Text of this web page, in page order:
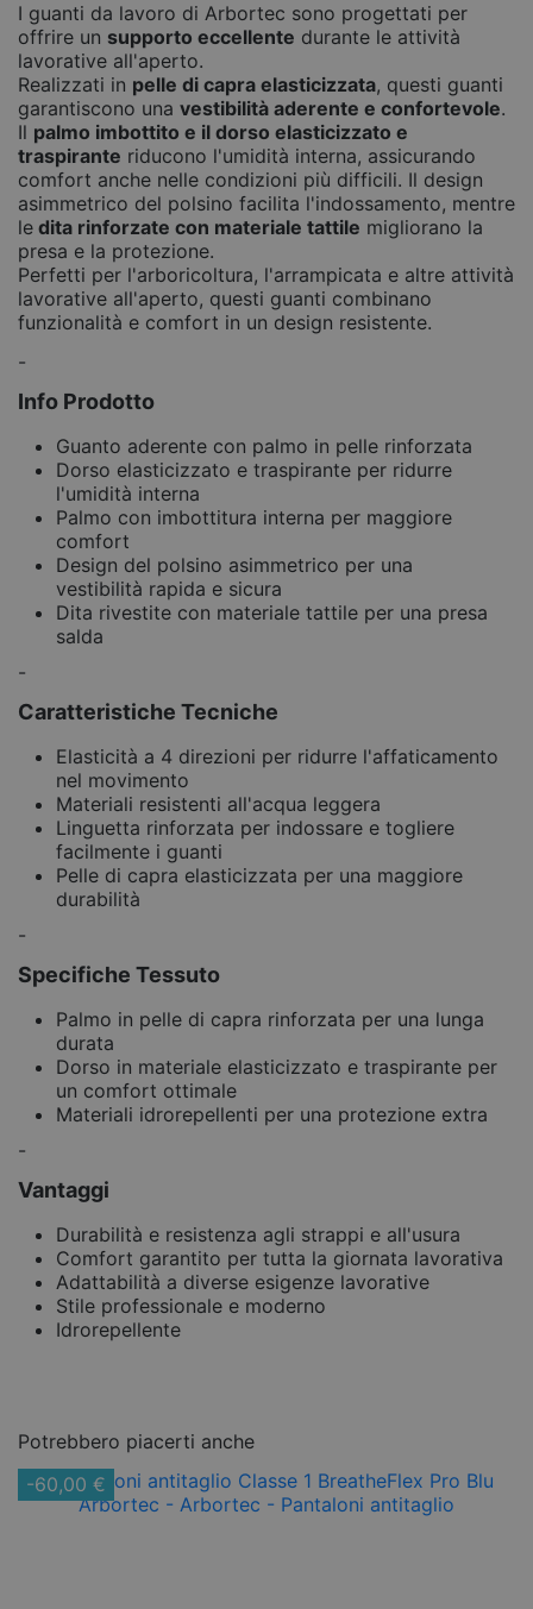
I guanti da lavoro di Arbortec sono progettati per
offrire un supporto eccellente durante le attività
lavorative all'aperto.
Realizzati in pelle di capra elasticizzata, questi guanti
garantiscono una vestibilità aderente e confortevole.
Il palmo imbottito e il dorso elasticizzato e
traspirante riducono l'umidità interna, assicurando
comfort anche nelle condizioni più difficili. Il design
asimmetrico del polsino facilita l'indossamento, mentre
le dita rinforzate con materiale tattile migliorano la
presa e la protezione.
Perfetti per l'arboricoltura, l'arrampicata e altre attività
lavorative all'aperto, questi guanti combinano
funzionalità e comfort in un design resistente.
-
Info Prodotto
Guanto aderente con palmo in pelle rinforzata
Dorso elasticizzato e traspirante per ridurre
l'umidità interna
Palmo con imbottitura interna per maggiore
comfort
Design del polsino asimmetrico per una
vestibilità rapida e sicura
Dita rivestite con materiale tattile per una presa
salda
-
Caratteristiche Tecniche
Elasticità a 4 direzioni per ridurre l'affaticamento
nel movimento
Materiali resistenti all'acqua leggera
Linguetta rinforzata per indossare e togliere
facilmente i guanti
Pelle di capra elasticizzata per una maggiore
durabilità
-
Specifiche Tessuto
Palmo in pelle di capra rinforzata per una lunga
durata
Dorso in materiale elasticizzato e traspirante per
un comfort ottimale
Materiali idrorepellenti per una protezione extra
-
Vantaggi
Durabilità e resistenza agli strappi e all'usura
Comfort garantito per tutta la giornata lavorativa
Adattabilità a diverse esigenze lavorative
Stile professionale e moderno
Idrorepellente
Potrebbero piacerti anche
-60,00 €